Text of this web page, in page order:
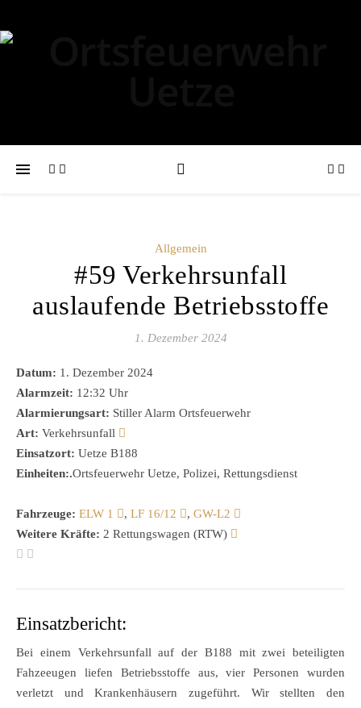
Allgemein
#59 Verkehrsunfall
auslaufende Betriebsstoffe
1. Dezember 2024
Datum: 1. Dezember 2024
Alarmzeit: 12:32 Uhr
Alarmierungsart: Stiller Alarm Ortsfeuerwehr
Art: Verkehrsunfall
Einsatzort: Uetze B188
Einheiten:.Ortsfeuerwehr Uetze, Polizei, Rettungsdienst
Fahrzeuge: ELW 1 , LF 16/12 , GW-L2
Weitere Kräfte: 2 Rettungswagen (RTW)
Einsatzbericht:
Bei einem Verkehrsunfall auf der B188 mit zwei beteiligten
Fahzeeugen liefen Betriebsstoffe aus, vier Personen wurden
verletzt und Krankenhäusern zugeführt. Wir stellten den